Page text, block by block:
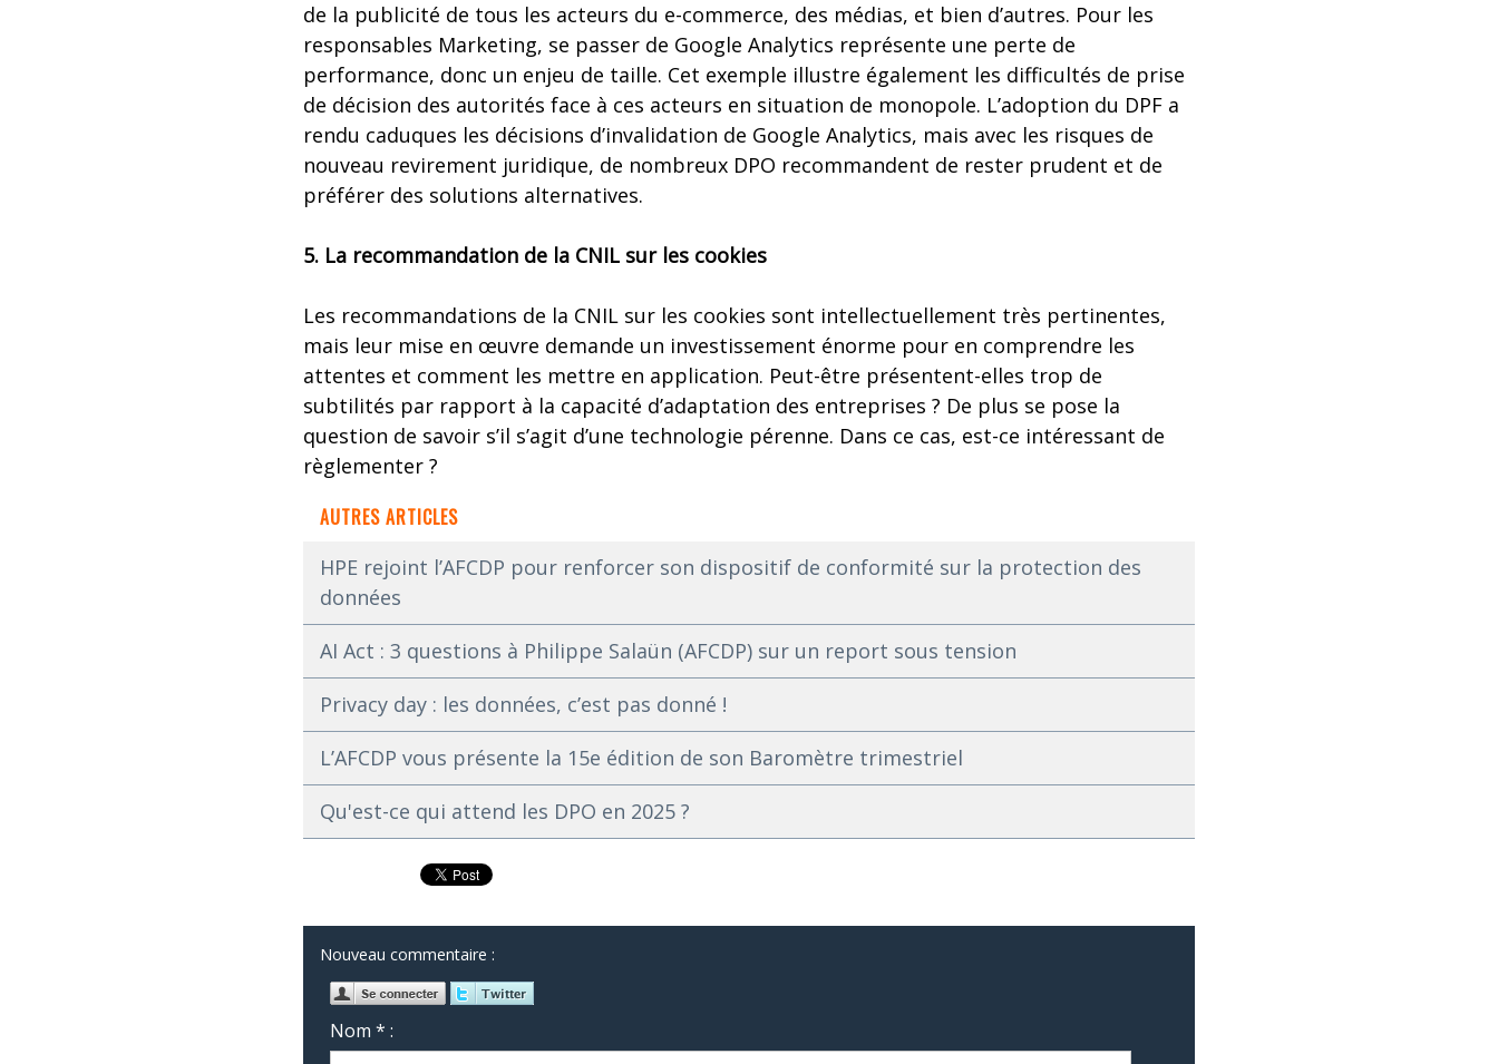
de la publicité de tous les acteurs du e-commerce, des médias, et bien d’autres. Pour les
responsables Marketing, se passer de Google Analytics représente une perte de
performance, donc un enjeu de taille. Cet exemple illustre également les difficultés de prise
de décision des autorités face à ces acteurs en situation de monopole. L’adoption du DPF a
rendu caduques les décisions d’invalidation de Google Analytics, mais avec les risques de
nouveau revirement juridique, de nombreux DPO recommandent de rester prudent et de
préférer des solutions alternatives.
5. La recommandation de la CNIL sur les cookies
Les recommandations de la CNIL sur les cookies sont intellectuellement très pertinentes,
mais leur mise en œuvre demande un investissement énorme pour en comprendre les
attentes et comment les mettre en application. Peut-être présentent-elles trop de
subtilités par rapport à la capacité d’adaptation des entreprises ? De plus se pose la
question de savoir s’il s’agit d’une technologie pérenne. Dans ce cas, est-ce intéressant de
règlementer ?
AUTRES ARTICLES
HPE rejoint l’AFCDP pour renforcer son dispositif de conformité sur la protection des
données
AI Act : 3 questions à Philippe Salaün (AFCDP) sur un report sous tension
Privacy day : les données, c’est pas donné !
L’AFCDP vous présente la 15e édition de son Baromètre trimestriel
Qu'est-ce qui attend les DPO en 2025 ?
Nouveau commentaire :
Nom * :